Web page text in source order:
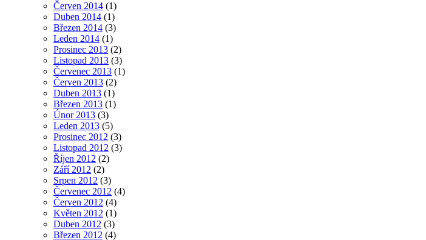
Červen 2014 (1)
Duben 2014 (1)
Březen 2014 (3)
Leden 2014 (1)
Prosinec 2013 (2)
Listopad 2013 (3)
Červenec 2013 (1)
Červen 2013 (2)
Duben 2013 (1)
Březen 2013 (1)
Únor 2013 (3)
Leden 2013 (5)
Prosinec 2012 (3)
Listopad 2012 (3)
Říjen 2012 (2)
Září 2012 (2)
Srpen 2012 (3)
Červenec 2012 (4)
Červen 2012 (4)
Květen 2012 (1)
Duben 2012 (3)
Březen 2012 (4)